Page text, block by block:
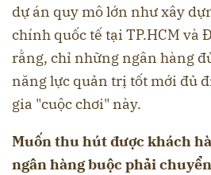
dự án quy mô lớn như xây
chính quốc tế tại TP.HCM và
rằng, chỉ những ngân hàng
năng lực quản trị tốt mới đủ
gia "cuộc chơi" này.
Muốn thu hút được khách
ngân hàng buộc phải